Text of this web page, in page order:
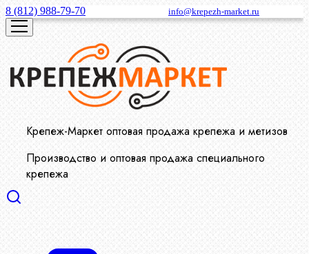
8 (812) 988-79-70 info@krepezh-market.ru
Крепеж-Маркет оптовая продажа крепежа и метизов
Производство и оптовая продажа специального
крепежа